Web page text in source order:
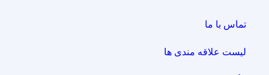
تماس با ما
لیست علاقه مندی ها